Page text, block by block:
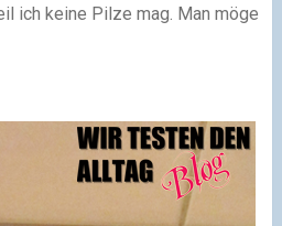
ich keine Pilze mag. Man möge